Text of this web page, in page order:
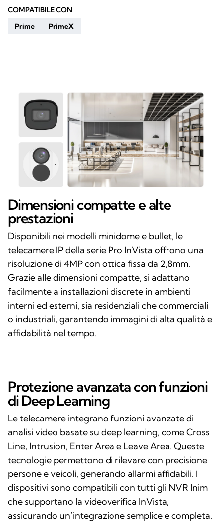
COMPATIBILE CON
Prime
PrimeX
Dimensioni compatte e alte
prestazioni
Disponibili nei modelli minidome e bullet, le
telecamere IP della serie Pro InVista offrono una
risoluzione di 4MP con ottica fissa da 2,8mm.
Grazie alle dimensioni compatte, si adattano
facilmente a installazioni discrete in ambienti
interni ed esterni, sia residenziali che commerciali
o industriali, garantendo immagini di alta qualità e
affidabilità nel tempo.
Protezione avanzata con funzioni
di Deep Learning
Le telecamere integrano funzioni avanzate di
analisi video basate su deep learning, come Cross
Line, Intrusion, Enter Area e Leave Area. Queste
tecnologie permettono di rilevare con precisione
persone e veicoli, generando allarmi affidabili. I
dispositivi sono compatibili con tutti gli NVR Inim
che supportano la videoverifica InVista,
assicurando un’integrazione semplice e completa.